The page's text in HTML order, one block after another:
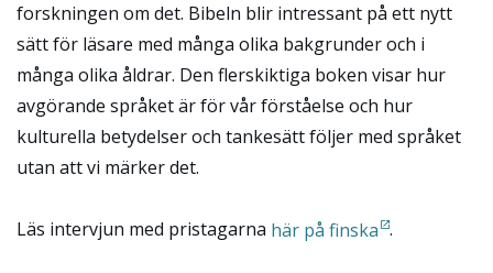
forskningen om det. Bibeln blir intressant på ett nytt
sätt för läsare med många olika bakgrunder och i
många olika åldrar. Den flerskiktiga boken visar hur
avgörande språket är för vår förståelse och hur
kulturella betydelser och tankesätt följer med språket
utan att vi märker det.
Läs intervjun med pristagarna här på finska .